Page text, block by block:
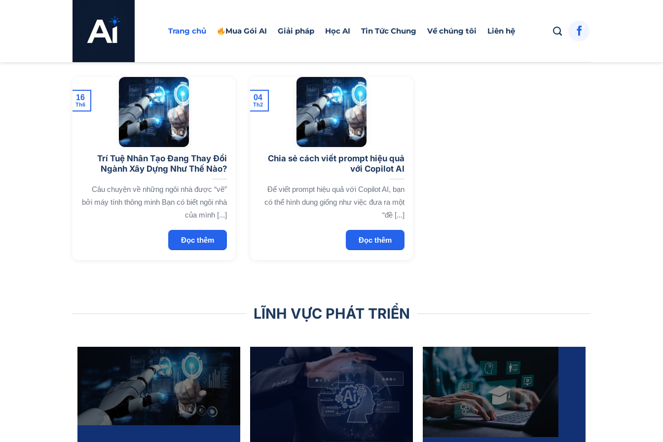
Trang chủ Mua Gói AI Giải pháp Học AI Tin Tức Chung Về chúng tôi Liên hệ
Trí Tuệ Nhân Tạo Đang Thay Đổi
Ngành Xây Dựng Như Thế Nào?
Câu chuyện về những ngôi nhà được “vẽ”
bởi máy tính thông minh Bạn có biết ngôi nhà
của mình [...]
Đọc thêm
16
Th6
Chia sẻ cách viết prompt hiệu quả
với Copilot AI
Để viết prompt hiệu quả với Copilot AI, bạn
có thể hình dung giống như việc đưa ra một
“đề [...]
Đọc thêm
04
Th2
LĨNH VỰC PHÁT TRIỂN